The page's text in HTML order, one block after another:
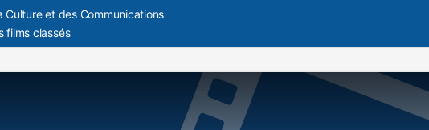
Culture et des Communications
films classés